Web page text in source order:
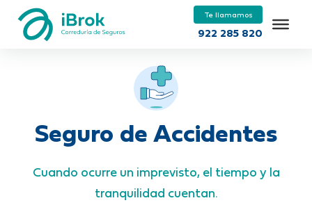
Te llamamos
922 285 820
Seguro de Accidentes
Cuando ocurre un imprevisto, el tiempo y la
tranquilidad cuentan.